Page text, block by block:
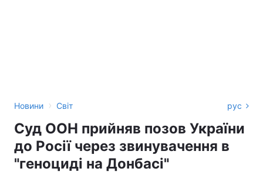
Новини › Світ рус
Суд ООН прийняв позов України
до Росії через звинувачення в
"геноциді на Донбасі"